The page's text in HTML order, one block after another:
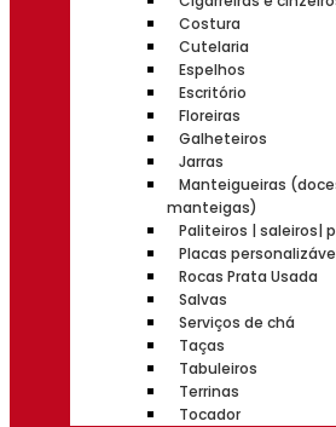
Costura
Cutelaria
Espelhos
Escritório
Floreiras
Galheteiros
Jarras
Manteigueiras
manteigas)
Paliteiros | saleiros|
Placas
Rocas Prata Usada
Salvas
Serviços de chá
Taças
Tabuleiros
Terrinas
Tocador